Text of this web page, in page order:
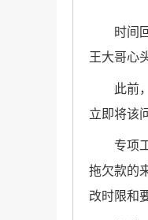
时间
王大哥心
此前
立即将该
专项
拖欠款的
改时限和